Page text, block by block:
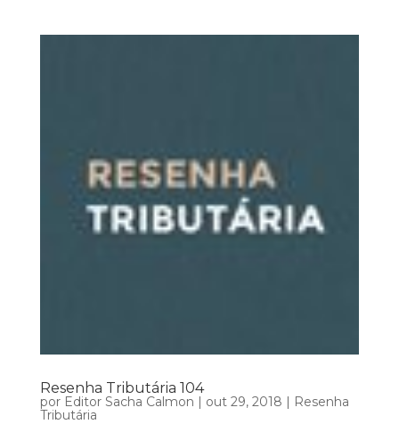
Resenha Tributária 104
por Editor Sacha Calmon | out 29, 2018 | Resenha
Tributária